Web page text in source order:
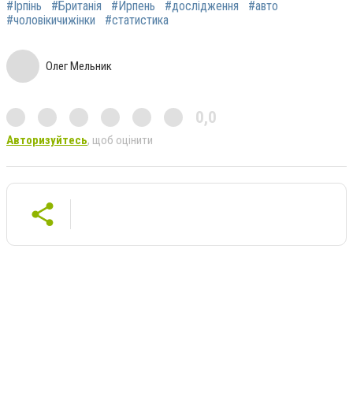
#Ірпінь #Британія #Ирпень #дослідження
#авто
#чоловікичижінки
#статистика
Олег Мельник
0,0
Авторизуйтесь, щоб оцінити